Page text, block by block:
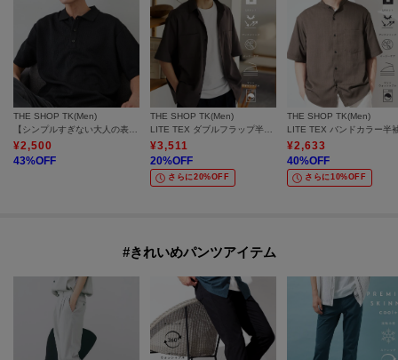
THE SHOP TK(Men)
【シンプルすぎない大人の表情】ケーブルフクレポロシャツ 吸水速乾/UVケア/洗濯機OK
¥2,500
43%OFF
THE SHOP TK(Men)
LITE TEX ダブルフラップ半袖シャツ 接触冷感/吸水速乾/UVカット/アンチピリング/イージーケア/洗濯機OK/セットアップ可
¥3,511
20%OFF
さらに20%OFF
THE SHOP TK(Men)
¥2,633
40%OFF
さらに10%OFF
#きれいめパンツアイテム